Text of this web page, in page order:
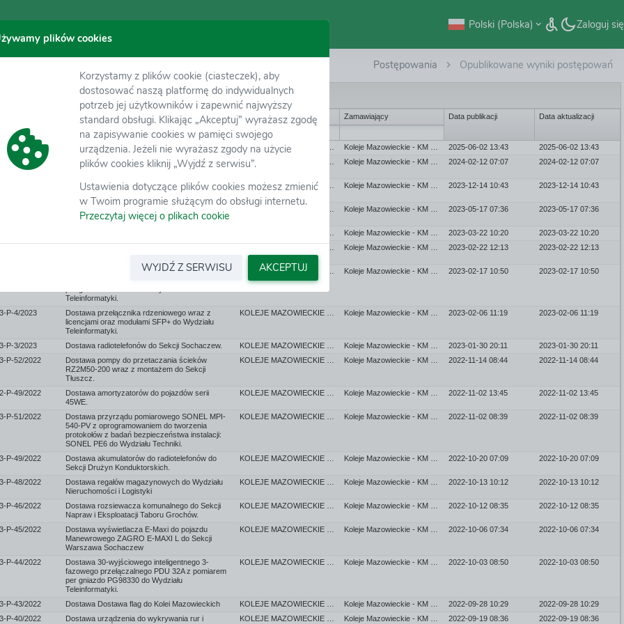
plików cookies
Korzystamy z plików cookie (ciasteczek), aby
dostosować naszą platformę do indywidualnych
potrzeb jej użytkowników i zapewnić najwyższy
standard obsługi. Klikając „Akceptuj” wyrażasz zgodę
na zapisywanie cookies w pamięci swojego
urządzenia. Jeżeli nie wyrażasz zgody na użycie
plików cookies kliknij „Wyjdź z serwisu”.
Ustawienia dotyczące plików cookies możesz zmienić
w Twoim programie służącym do obsługi internetu.
Przeczytaj więcej o plikach cookie
WYJDŹ Z SERWISU AKCEPTUJ
Polski (Polska) Zaloguj się
Postępowania Opublikowane wyniki postępowań
wyników postępowań
Nazwa Organizator Zamawiający Data publikacji Data aktualizacji
P-2/25 Dostawa materiałów biurowych. 2025-06-02 13:43
2025-06-02 13:43
P-6/2024
Dostawa części komputerowych do Wydziału
Teleinformatyki KM
2024-02-12 07:07 2024-02-12 07:07
Dostawa sprzętu komputerowego do Wydziału
2023-12-14 10:43 2023-12-14 10:43
Dostawa czajników elektrycznych do Sekcji
Grochów.
2023-05-17 07:36 2023-05-17 07:36
2023-03-22 10:20
2023-03-22 10:20
2023-02-22 12:13 2023-02-22 12:13
Dostawa 30-wyjściowego inteligentnego 3-
Teleinformatyki.
2023-02-17 10:50 2023-02-17 10:50
P-4/2023
Dostawa przełącznika rdzeniowego wraz z
licencjami oraz modułami SFP+ do Wydziału
Teleinformatyki.
2023-02-06 11:19 2023-02-06 11:19
P-3/2023 Dostawa radiotelefonów do Sekcji Sochaczew. 2023-01-30 20:11
2023-01-30 20:11
P-52/2022
Dostawa pompy do przetaczania ścieków
RZ2M50-200 wraz z montażem do Sekcji
Tłuszcz.
2022-11-14 08:44 2022-11-14 08:44
P-49/2022
Dostawa amortyzatorów do pojazdów serii
45WE.
2022-11-02 13:45 2022-11-02 13:45
P-51/2022
Dostawa przyrządu pomiarowego SONEL MPI-
540-PV z oprogramowaniem do tworzenia
protokołów z badań bezpieczeństwa instalacji:
SONEL PE6 do Wydziału Techniki.
2022-11-02 08:39 2022-11-02 08:39
P-49/2022
Dostawa akumulatorów do radiotelefonów do
Sekcji Drużyn Konduktorskich.
2022-10-20 07:09 2022-10-20 07:09
P-48/2022
Dostawa regałów magazynowych do Wydziału
Nieruchomości i Logistyki
2022-10-13 10:12 2022-10-13 10:12
P-46/2022
Dostawa rozsiewacza komunalnego do Sekcji
Napraw i Eksploatacji Taboru Grochów.
2022-10-12 08:35 2022-10-12 08:35
P-45/2022
Dostawa wyświetlacza E-Maxi do pojazdu
Manewrowego ZAGRO E-MAXI L do Sekcji
Warszawa Sochaczew
2022-10-06 07:34 2022-10-06 07:34
P-44/2022
Dostawa 30-wyjściowego inteligentnego 3-
fazowego przełączalnego PDU 32A z pomiarem
per gniazdo PG98330 do Wydziału
Teleinformatyki.
2022-10-03 08:50 2022-10-03 08:50
P-43/2022 Dostawa Dostawa flag do Kolei Mazowieckich 2022-09-28 10:29
2022-09-28 10:29
P-40/2022
Dostawa urządzenia do wykrywania rur i
2022-09-19 08:36 2022-09-19 08:36